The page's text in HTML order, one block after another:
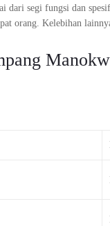
dari segi fungsi dan
orang. Kelebihan